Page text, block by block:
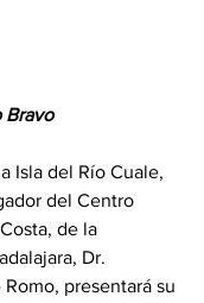
Bravo
Isla del Río Cuale,
del Centro
de la
Dr.
presentará su